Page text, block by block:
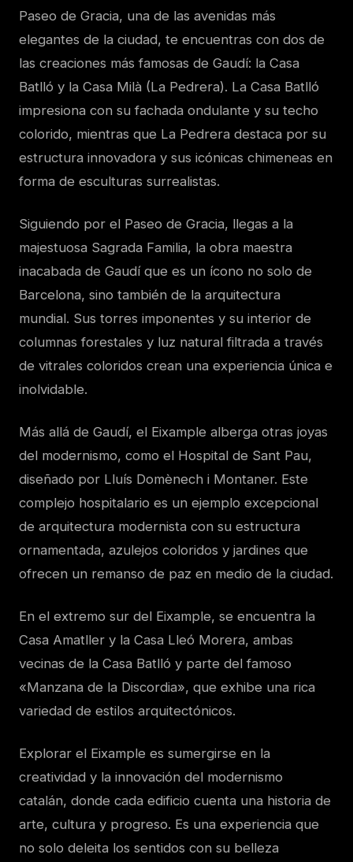
Paseo de Gracia, una de las avenidas más
elegantes de la ciudad, te encuentras con dos de
las creaciones más famosas de Gaudí: la Casa
Batlló y la Casa Milà (La Pedrera). La Casa Batlló
impresiona con su fachada ondulante y su techo
colorido, mientras que La Pedrera destaca por su
estructura innovadora y sus icónicas chimeneas en
forma de esculturas surrealistas.
Siguiendo por el Paseo de Gracia, llegas a la
majestuosa Sagrada Familia, la obra maestra
inacabada de Gaudí que es un ícono no solo de
Barcelona, sino también de la arquitectura
mundial. Sus torres imponentes y su interior de
columnas forestales y luz natural filtrada a través
de vitrales coloridos crean una experiencia única e
inolvidable.
Más allá de Gaudí, el Eixample alberga otras joyas
del modernismo, como el Hospital de Sant Pau,
diseñado por Lluís Domènech i Montaner. Este
complejo hospitalario es un ejemplo excepcional
de arquitectura modernista con su estructura
ornamentada, azulejos coloridos y jardines que
ofrecen un remanso de paz en medio de la ciudad.
En el extremo sur del Eixample, se encuentra la
Casa Amatller y la Casa Lleó Morera, ambas
vecinas de la Casa Batlló y parte del famoso
«Manzana de la Discordia», que exhibe una rica
variedad de estilos arquitectónicos.
Explorar el Eixample es sumergirse en la
creatividad y la innovación del modernismo
catalán, donde cada edificio cuenta una historia de
arte, cultura y progreso. Es una experiencia que
no solo deleita los sentidos con su belleza